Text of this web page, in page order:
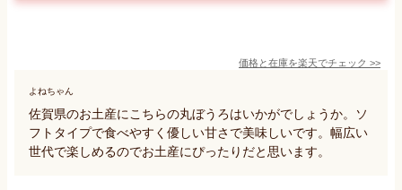
価格と在庫を楽天でチェック >>
よねちゃん
佐賀県のお土産にこちらの丸ぼうろはいかがでしょうか。ソ
フトタイプで食べやすく優しい甘さで美味しいです。幅広い
世代で楽しめるのでお土産にぴったりだと思います。